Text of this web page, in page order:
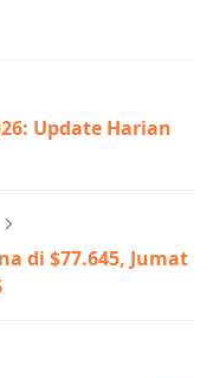
Update Harian
di $77.645, Jumat